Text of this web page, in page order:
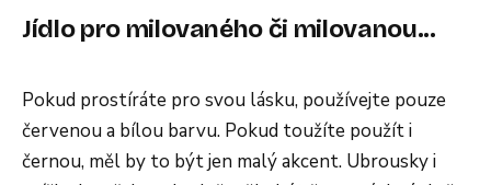
Jídlo pro milovaného či milovanou...
Pokud prostíráte pro svou lásku, používejte pouze
červenou a bílou barvu. Pokud toužíte použít i
černou, měl by to být jen malý akcent. Ubrousky i